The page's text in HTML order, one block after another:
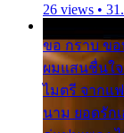
26 views •
ขอ กราบ ข
ผมแสนชื่นใจ
ไมตรี จากแ
นาม ยอดรัก